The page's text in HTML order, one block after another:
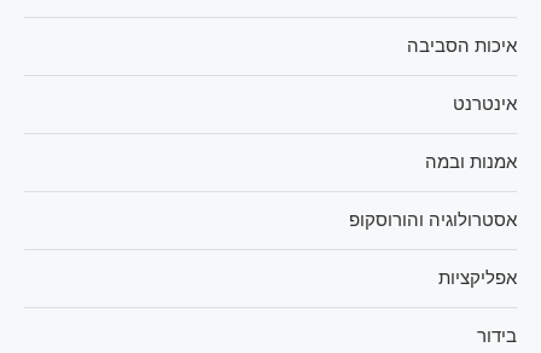
איכות הסביבה
אינטרנט
אמנות ובמה
אסטרולוגיה והורוסקופ
אפליקציות
בידור